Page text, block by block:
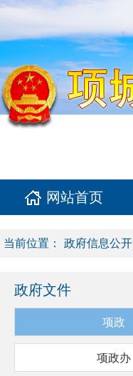
网站首页
当前位置： 政府信息公开
政府文件
项政
项政办